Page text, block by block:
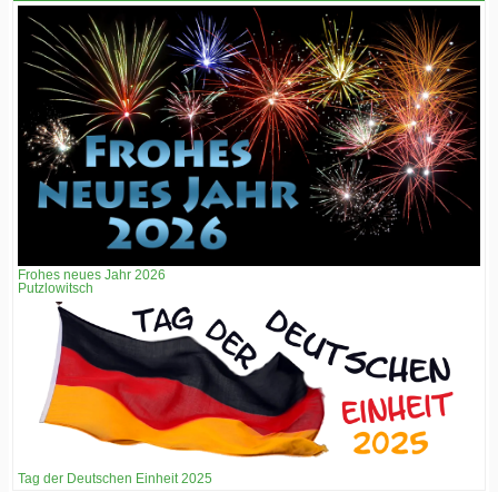
Frohes neues Jahr 2026
Putzlowitsch
Tag der Deutschen Einheit 2025